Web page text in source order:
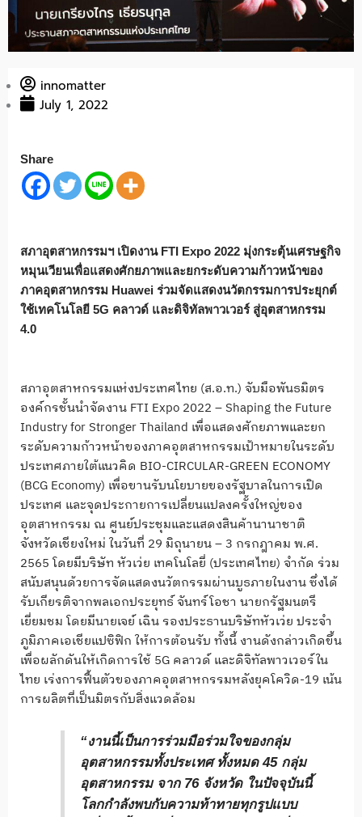
innomatter
July 1, 2022
Share
สภาอุตสาหกรรมฯ เปิดงาน FTI Expo 2022 มุ่งกระตุ้นเศรษฐกิจ
หมุนเวียนเพื่อแสดงศักยภาพและยกระดับความก้าวหน้าของ
ภาคอุตสาหกรรม Huawei ร่วมจัดแสดงนวัตกรรมการประยุกต์
ใช้เทคโนโลยี 5G คลาวด์ และดิจิทัลพาวเวอร์ สู่อุตสาหกรรม
4.0
สภาอุตสาหกรรมแห่งประเทศไทย (ส.อ.ท.) จับมือพันธมิตร
องค์กรชั้นนำจัดงาน FTI Expo 2022 – Shaping the Future
Industry for Stronger Thailand เพื่อแสดงศักยภาพและยก
ระดับความก้าวหน้าของภาคอุตสาหกรรมเป้าหมายในระดับ
ประเทศภายใต้แนวคิด BIO-CIRCULAR-GREEN ECONOMY
(BCG Economy) เพื่อขานรับนโยบายของรัฐบาลในการเปิด
ประเทศ และจุดประกายการเปลี่ยนแปลงครั้งใหญ่ของ
อุตสาหกรรม ณ ศูนย์ประชุมและแสดงสินค้านานาชาติ
จังหวัดเชียงใหม่ ในวันที่ 29 มิถุนายน – 3 กรกฎาคม พ.ศ.
2565 โดยมีบริษัท หัวเว่ย เทคโนโลยี่ (ประเทศไทย) จํากัด ร่วม
สนับสนุนด้วยการจัดแสดงนวัตกรรมผ่านบูธภายในงาน ซึ่งได้
รับเกียรติจากพลเอกประยุทธ์ จันทร์โอชา นายกรัฐมนตรี
เยี่ยมชม โดยมีนายเจย์ เฉิน รองประธานบริษัทหัวเว่ย ประจำ
ภูมิภาคเอเชียแปซิฟิก ให้การต้อนรับ ทั้งนี้ งานดังกล่าวเกิดขึ้น
เพื่อผลักดันให้เกิดการใช้ 5G คลาวด์ และดิจิทัลพาวเวอร์ใน
ไทย เร่งการฟื้นตัวของภาคอุตสาหกรรมหลังยุคโควิด-19 เน้น
การผลิตที่เป็นมิตรกับสิ่งแวดล้อม
“งานนี้เป็นการร่วมมือร่วมใจของกลุ่ม
อุตสาหกรรมทั้งประเทศ ทั้งหมด 45 กลุ่ม
อุตสาหกรรม จาก 76 จังหวัด ในปัจจุบันนี้
โลกกำลังพบกับความท้าทายทุกรูปแบบ